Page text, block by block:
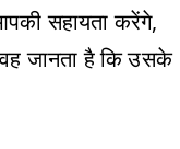
सहायता करेंगे,
जानता है कि उसके